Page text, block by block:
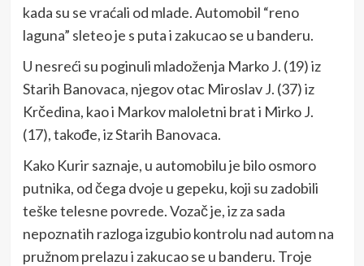
kada su se vraćali od mlade. Automobil “reno
laguna” sleteo je s puta i zakucao se u banderu.
U nesreći su poginuli mladoženja Marko J. (19) iz
Starih Banovaca, njegov otac Miroslav J. (37) iz
Krčedina, kao i Markov maloletni brat i Mirko J.
(17), takođe, iz Starih Banovaca.
Kako Kurir saznaje, u automobilu je bilo osmoro
putnika, od čega dvoje u gepeku, koji su zadobili
teške telesne povrede. Vozač je, iz za sada
nepoznatih razloga izgubio kontrolu nad autom na
pružnom prelazu i zakucao se u banderu. Troje